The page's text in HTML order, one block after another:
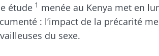
étude 1 menée au Kenya met en
: l’impact de la précarité
du sexe.